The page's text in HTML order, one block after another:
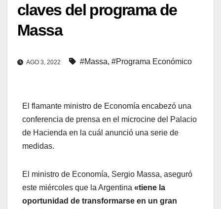
claves del programa de
Massa
AGO 3, 2022 #Massa, #Programa Económico
El flamante ministro de Economía encabezó una
conferencia de prensa en el microcine del Palacio
de Hacienda en la cuál anunció una serie de
medidas.
El ministro de Economía, Sergio Massa, aseguró
este miércoles que la Argentina «tiene la
oportunidad de transformarse en un gran